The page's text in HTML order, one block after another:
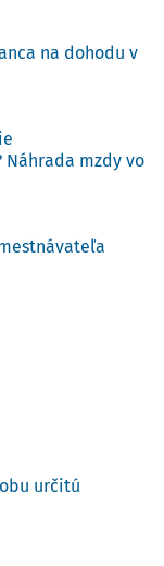
na dohodu v
Náhrada mzdy vo
určitú